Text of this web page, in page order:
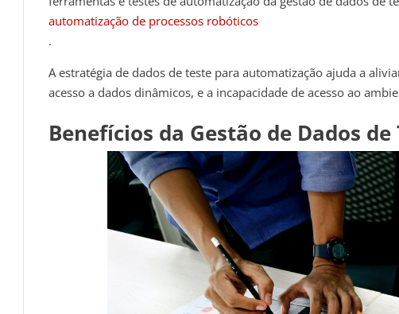
automatização de processos robóticos
.
Aestratégia de dados de teste para automatização ajuda a
acesso a dados dinâmicos, e a incapacidade de acesso ao
Benefícios da Gestão de Dados de